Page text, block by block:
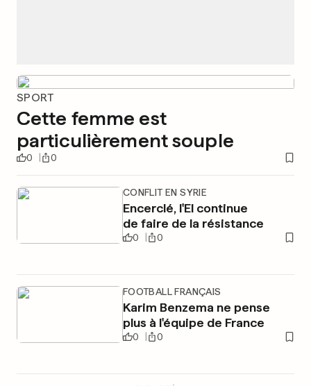
SPORT
Cette femme est
particulièrement souple
0 0
CONFLIT EN SYRIE
Encerclé, l'EI continue
de faire de la résistance
0 0
FOOTBALL FRANÇAIS
Karim Benzema ne pense
plus à l'équipe de France
0 0